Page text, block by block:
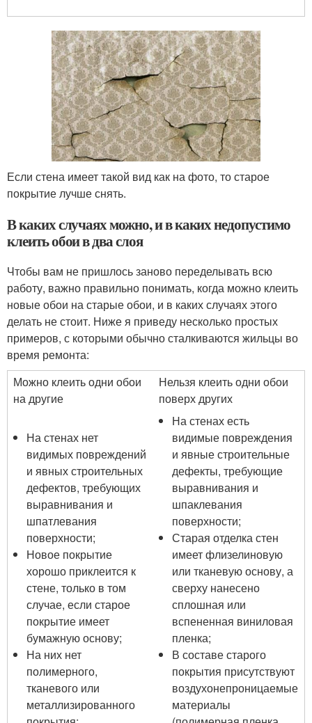
Если стена имеет такой вид как на фото, то старое
покрытие лучше снять.
В каких случаях можно, и в каких недопустимо
клеить обои в два слоя
Чтобы вам не пришлось заново переделывать всю
работу, важно правильно понимать, когда можно клеить
новые обои на старые обои, и в каких случаях этого
делать не стоит. Ниже я приведу несколько простых
примеров, с которыми обычно сталкиваются жильцы во
время ремонта:
Можно клеить одни обои
на другие
Нельзя клеить одни обои
поверх других
На стенах нет
видимых повреждений
и явных строительных
дефектов, требующих
выравнивания и
шпатлевания
поверхности;
Новое покрытие
хорошо приклеится к
стене, только в том
случае, если старое
покрытие имеет
бумажную основу;
На них нет
полимерного,
тканевого или
металлизированного
На стенах есть
видимые повреждения
и явные строительные
дефекты, требующие
выравнивания и
шпаклевания
поверхности;
Старая отделка стен
имеет флизелиновую
или тканевую основу, а
сверху нанесено
сплошная или
вспененная виниловая
пленка;
В составе старого
покрытия присутствуют
воздухонепроницаемые
материалы